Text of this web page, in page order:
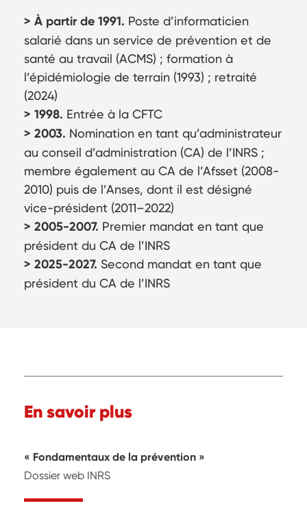
> À partir de 1991. Poste d’informaticien
salarié dans un service de prévention et de
santé au travail (ACMS) ; formation à
l’épidémiologie de terrain (1993) ; retraité
(2024)
> 1998. Entrée à la CFTC
> 2003. Nomination en tant qu’administrateur
au conseil d’administration (CA) de l’INRS ;
membre également au CA de l’Afsset (2008-
2010) puis de l’Anses, dont il est désigné
vice-président (2011–2022)
> 2005-2007. Premier mandat en tant que
président du CA de l’INRS
> 2025-2027. Second mandat en tant que
président du CA de l’INRS
En savoir plus
Fondamentaux de la prévention
Dossier web INRS